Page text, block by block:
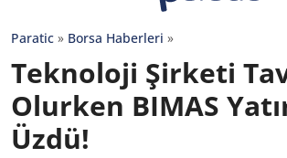
Paratic » Borsa Haberleri »
Teknoloji Şirketi
Olurken BIMAS
Üzdü!